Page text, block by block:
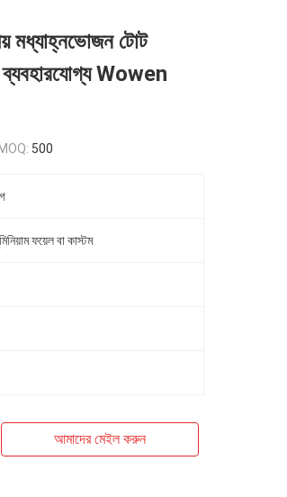
মধ্যাহ্নভোজন টোট
ব্যবহারযোগ্য Wowen
MOQ: 500
ফয়েল বা কাস্টম
আমাদের মেইল ​​করুন